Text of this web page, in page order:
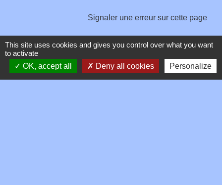
Signaler une erreur sur cette page
Contacts
This site uses cookies and gives you control over what you want
to activate
OK, accept all
Deny all cookies Personalize